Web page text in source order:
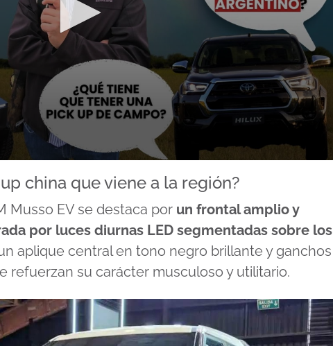
china que viene a la región?
Musso EV se destaca por un frontal amplio y
por luces diurnas LED segmentadas sobre los
aplique central en tono negro brillante y ganchos
refuerzan su carácter musculoso y utilitario.